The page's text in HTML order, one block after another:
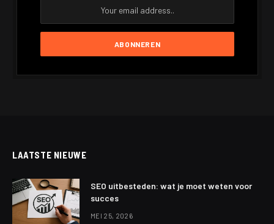
LAATSTE NIEUWE
SEO uitbesteden: wat je moet weten voor
succes
MEI 25, 2026